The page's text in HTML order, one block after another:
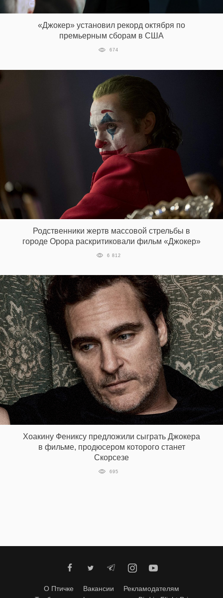
«Джокер» установил рекорд октября по
премьерным сборам в США
674
Родственники жертв массовой стрельбы в
городе Орора раскритиковали фильм «Джокер»
6 812
Хоакину Фениксу предложили сыграть Джокера
в фильме, продюсером которого станет
Скорсезе
695
О Птичке Вакансии
Рекламодателям